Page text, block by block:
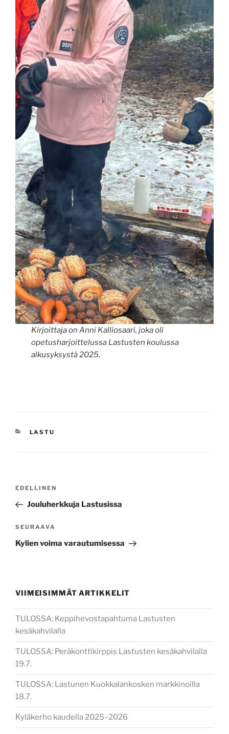
Kirjoittaja on Anni Kalliosaari, joka oli
opetusharjoittelussa Lastusten koulussa
alkusyksystä 2025.
KATEGORIAT
LASTU
Edellinen
artikkeli
EDELLINEN
Jouluherkkuja Lastusissa
Seuraava
artikkeli
SEURAAVA
Kylien voima varautumisessa
VIIMEISIMMÄT ARTIKKELIT
TULOSSA: Keppihevostapahtuma Lastusten
kesäkahvilalla
TULOSSA: Peräkonttikirppis Lastusten kesäkahvilalla
19.7.
TULOSSA: Lastunen Kuokkalankosken markkinoilla
18.7.
Kyläkerho kaudella 2025–2026